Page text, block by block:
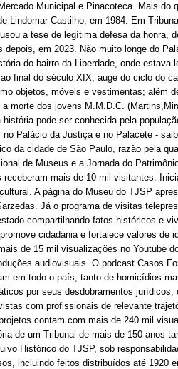
Municipal e Pinacoteca. Mais do
Lindomar Castilho, em 1984. Em
a tese de legítima defesa da honra,
depois, em 2023. Não muito longe do
do bairro da Liberdade, onde estava
final do século XIX, auge do ciclo do
objetos, móveis e vestimentas; além
morte dos jovens M.M.D.C.
história pode ser conhecida pela
Palácio da Justiça e no Palacete -
da cidade de São Paulo, razão pela
de Museus e a Jornada do
receberam mais de 10 mil visitantes.
A página do Museu do TJSP
Já o programa de visitas
compartilhando fatos históricos e
cidadania e fortalece valores de
de 15 mil visualizações no Youtube
audiovisuais. O podcast Casos
em todo o país, tanto de homicídios
por seus desdobramentos
com profissionais de relevante
contam com mais de 240 mil
de um Tribunal de mais de 150 anos
Histórico do TJSP, sob
incluindo feitos distribuídos até 1920